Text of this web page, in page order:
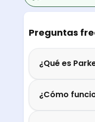
Preguntas
¿Qué es
¿Cómo